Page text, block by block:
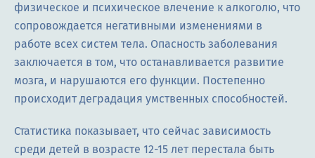
физическое и психическое влечение к алкоголю, что
сопровождается негативными изменениями в
работе всех систем тела. Опасность заболевания
заключается в том, что останавливается развитие
мозга, и нарушаются его функции. Постепенно
происходит деградация умственных способностей.
Статистика показывает, что сейчас зависимость
среди детей в возрасте 12-15 лет перестала быть